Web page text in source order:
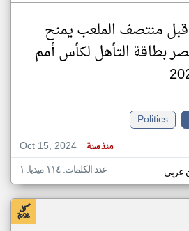
منتصف الملعب يمنح
بطاقة التأهل لكأس أمم
Politics
Oct 15, 2024
منذ سنة
عربي عدد الكلمات: ١١٤ ميديا: ١